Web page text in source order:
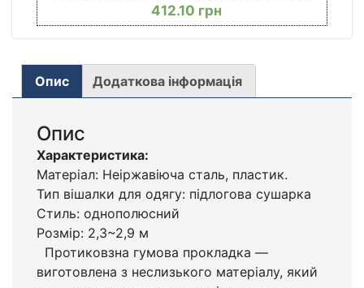
412.10 грн
Опис Додаткова інформація
Опис
Характеристика:
Матеріал: Неіржавіюча сталь, пластик.
Тип вішалки для одягу: підлогова сушарка
Стиль: однополюсний
Розмір: 2,3~2,9 м
Протиковзна гумова прокладка —
виготовлена з неслизького матеріалу, який